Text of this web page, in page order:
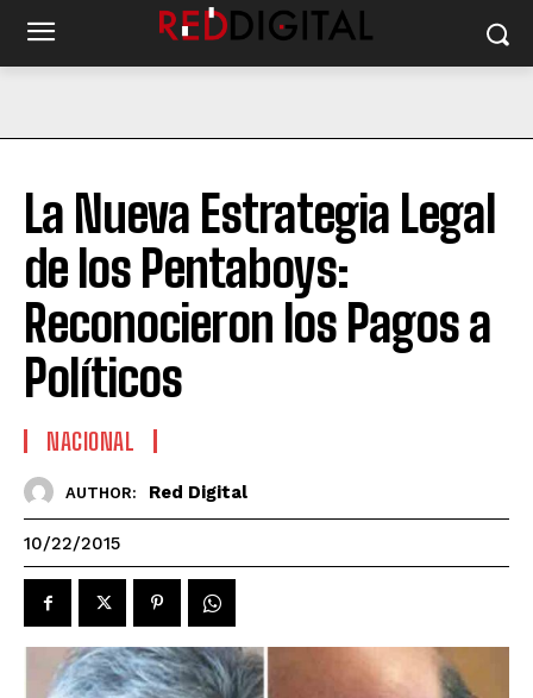
La Nueva Estrategia Legal
de los Pentaboys:
Reconocieron los Pagos a
Políticos
NACIONAL
AUTHOR: Red Digital
10/22/2015